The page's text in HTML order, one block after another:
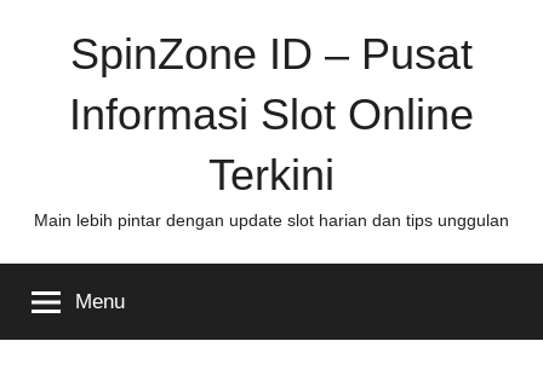
SpinZone ID – Pusat
Informasi Slot Online
Terkini
Main lebih pintar dengan update slot harian dan tips unggulan
Menu